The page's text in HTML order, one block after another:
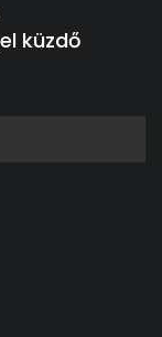
küzdő